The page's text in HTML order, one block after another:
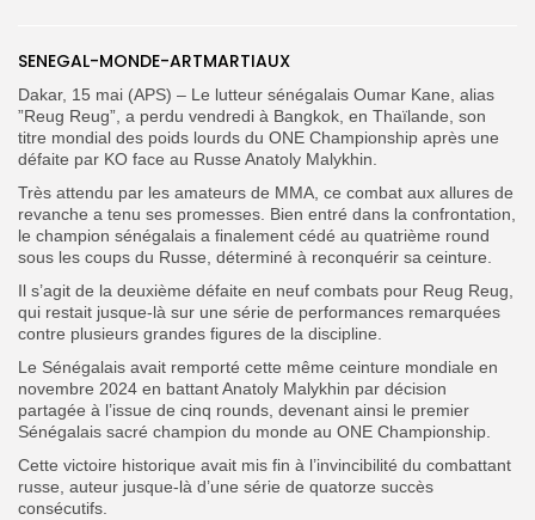
FR
SENEGAL-MONDE-ARTMARTIAUX
Dakar, 15 mai (APS) – Le lutteur sénégalais Oumar Kane, alias
”Reug Reug”, a perdu vendredi à Bangkok, en Thaïlande, son
titre mondial des poids lourds du ONE Championship après une
défaite par KO face au Russe Anatoly Malykhin.‎
Très attendu par les amateurs de MMA, ce combat aux allures de
revanche a tenu ses promesses. Bien entré dans la confrontation,
le champion sénégalais a finalement cédé au quatrième round
sous les coups du Russe, déterminé à reconquérir sa ceinture.
Il s’agit de la deuxième défaite en neuf combats pour Reug Reug,
qui restait jusque-là sur une série de performances remarquées
contre plusieurs grandes figures de la discipline.
‎Le Sénégalais avait remporté cette même ceinture mondiale en
novembre 2024 en battant Anatoly Malykhin par décision
partagée à l’issue de cinq rounds, devenant ainsi le premier
Sénégalais sacré champion du monde au ONE Championship.
Cette victoire historique avait mis fin à l’invincibilité du combattant
russe, auteur jusque-là d’une série de quatorze succès
consécutifs.